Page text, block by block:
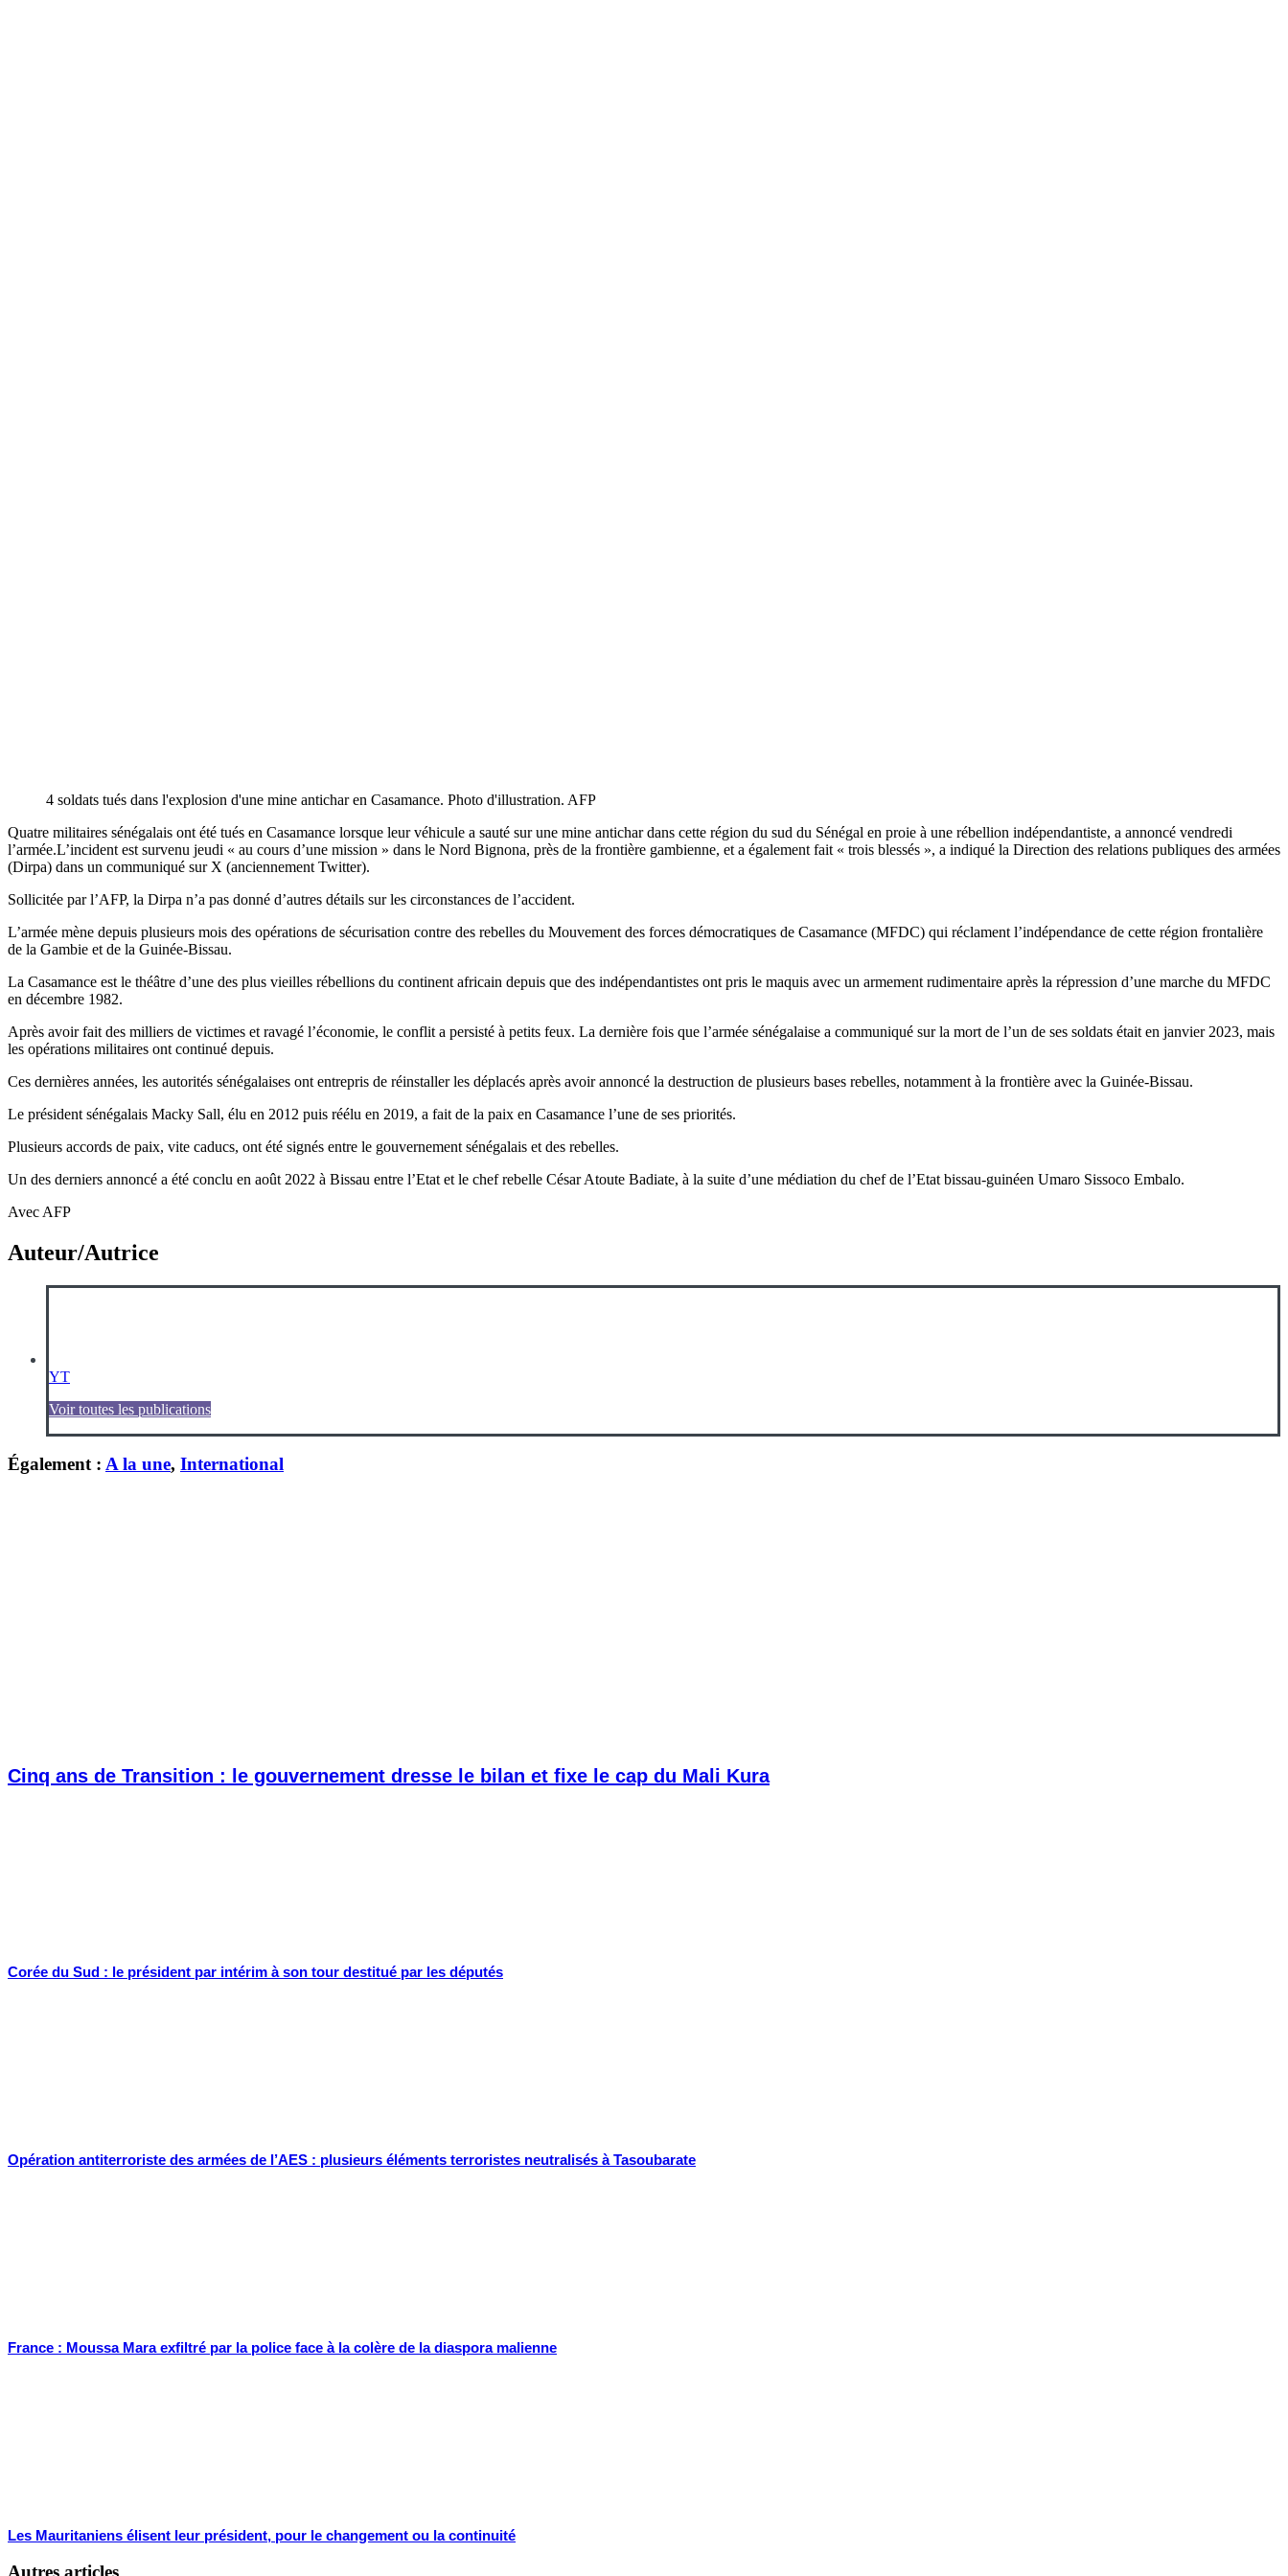
4 soldats tués dans l'explosion d'une mine antichar en Casamance. Photo d'illustration. AFP
Quatre militaires sénégalais ont été tués en Casamance lorsque leur véhicule a sauté sur une mine antichar dans cette région du sud du Sénégal en proie à une rébellion indépendantiste, a annoncé vendredi
l’armée.L’incident est survenu jeudi « au cours d’une mission » dans le Nord Bignona, près de la frontière gambienne, et a également fait « trois blessés », a indiqué la Direction des relations publiques des armées
(Dirpa) dans un communiqué sur X (anciennement Twitter).
Sollicitée par l’AFP, la Dirpa n’a pas donné d’autres détails sur les circonstances de l’accident.
L’armée mène depuis plusieurs mois des opérations de sécurisation contre des rebelles du Mouvement des forces démocratiques de Casamance (MFDC) qui réclament l’indépendance de cette région frontalière
de la Gambie et de la Guinée-Bissau.
La Casamance est le théâtre d’une des plus vieilles rébellions du continent africain depuis que des indépendantistes ont pris le maquis avec un armement rudimentaire après la répression d’une marche du MFDC
en décembre 1982.
Après avoir fait des milliers de victimes et ravagé l’économie, le conflit a persisté à petits feux. La dernière fois que l’armée sénégalaise a communiqué sur la mort de l’un de ses soldats était en janvier 2023, mais
les opérations militaires ont continué depuis.
Ces dernières années, les autorités sénégalaises ont entrepris de réinstaller les déplacés après avoir annoncé la destruction de plusieurs bases rebelles, notamment à la frontière avec la Guinée-Bissau.
Le président sénégalais Macky Sall, élu en 2012 puis réélu en 2019, a fait de la paix en Casamance l’une de ses priorités.
Plusieurs accords de paix, vite caducs, ont été signés entre le gouvernement sénégalais et des rebelles.
Un des derniers annoncé a été conclu en août 2022 à Bissau entre l’Etat et le chef rebelle César Atoute Badiate, à la suite d’une médiation du chef de l’Etat bissau-guinéen Umaro Sissoco Embalo.
Avec AFP
Auteur/Autrice
YT
Voir toutes les publications
Également : A la une, International
Cinq ans de Transition : le gouvernement dresse le bilan et fixe le cap du Mali Kura
Corée du Sud : le président par intérim à son tour destitué par les députés
Opération antiterroriste des armées de l’AES : plusieurs éléments terroristes neutralisés à Tasoubarate
France : Moussa Mara exfiltré par la police face à la colère de la diaspora malienne
Les Mauritaniens élisent leur président, pour le changement ou la continuité
Autres articles